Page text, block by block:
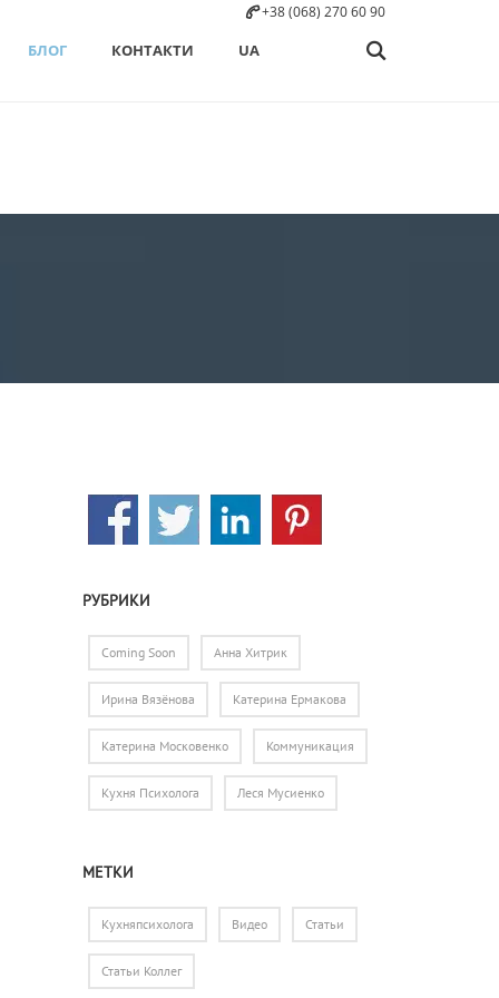
+38 (068) 270 60 90
БЛОГ КОНТАКТИ UA
РУБРИКИ
Coming Soon Анна Хитрик
Ирина Вязёнова Катерина Ермакова
Катерина Московенко Коммуникация
Кухня Психолога Леся Мусиенко
МЕТКИ
Кухняпсихолога Видео Статьи
Статьи Коллег